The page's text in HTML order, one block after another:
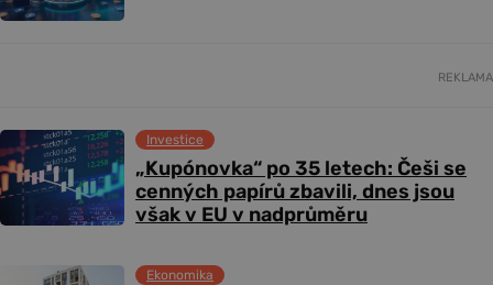
REKLAMA
„Kupónovka“ po 35 letech: Češi se
cenných papírů zbavili, dnes jsou
však v EU v nadprůměru
Investice
Ekonomika